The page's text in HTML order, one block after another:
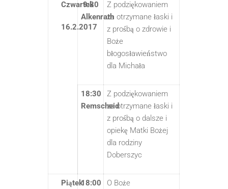
Czwartek
16.2.2017
9:30
Alkenrath
Z podziękowaniem
za otrzymane łaski i
z prośbą o zdrowie i
Boże
błogosławieństwo
dla Michała
18:30
Remscheid
Z podziękowaniem
za otrzymane łaski i
z prośbą o dalsze i
opiekę Matki Bożej
dla rodziny
Doberszyc
Piątek18:00
O Boże